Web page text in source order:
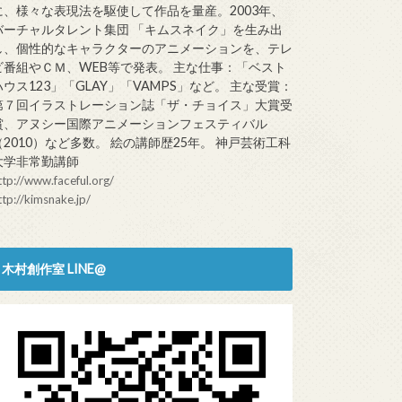
、様々な表現法を駆使して作品を量産。2003年、
ーチャルタレント集団 「キムスネイク」を生み出
、個性的なキャラクターのアニメーションを、テレ
番組やＣＭ、WEB等で発表。 主な仕事：「ベスト
ウス123」「GLAY」「VAMPS」など。 主な受賞：
７回イラストレーション誌「ザ・チョイス」大賞受
、アヌシー国際アニメーションフェスティバル
2010）など多数。 絵の講師歴25年。 神戸芸術工科
学非常勤講師
www.faceful.org/
kimsnake.jp/
木村創作室 LINE@